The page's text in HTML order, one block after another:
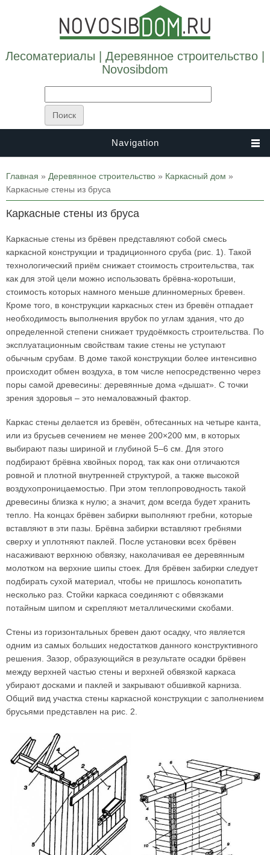
Лесоматериалы | Деревянное строительство |
Novosibdom
Navigation
Вы здесь
Главная » Деревянное строительство » Каркасный дом »
Каркасные стены из бруса
Каркасные стены из бруса
Каркасные стены из брёвен представляют собой смесь
каркасной конструкции и традиционного сруба (рис. 1). Такой
технологический приём снижает стоимость строительства, так
как для этой цели можно использовать брёвна-коротыши,
стоимость которых намного меньше длинномерных бревен.
Кроме того, в конструкции каркасных стен из бревён отпадает
необходимость выполнения врубок по углам здания, что до
определенной степени снижает трудоёмкость строительства. По
эксплуатационным свойствам такие стены не уступают
обычным срубам. В доме такой конструкции более интенсивно
происходит обмен воздуха, в том числе непосредственно через
поры самой древесины: деревянные дома «дышат». С точки
зрения здоровья – это немаловажный фактор.
Каркас стены делается из бревён, обтесанных на четыре канта,
или из брусьев сечением не менее 200×200 мм, в которых
выбирают пазы шириной и глубиной 5–6 см. Для этого
подбирают брёвна хвойных пород, так как они отличаются
ровной и плотной внутренней структурой, а также высокой
воздухопроницаемостью. При этом теплопроводность такой
древесины близка к нулю; а значит, дом всегда будет хранить
тепло. На концах брёвен забирки выполняют гребни, которые
вставляют в эти пазы. Брёвна забирки вставляют гребнями
сверху и уплотняют паклей. После установки всех брёвен
насаживают верхнюю обвязку, наколачивая ее деревянным
молотком на верхние шипы стоек. Для брёвен забирки следует
подбирать сухой материал, чтобы не пришлось конопатить
несколько раз. Стойки каркаса соединяют с обвязками
потайным шипом и скрепляют металлическими скобами.
Стены из горизонтальных бревен дают осадку, что является
одним из самых больших недостатков данного конструктивного
решения. Зазор, образующийся в результате осадки брёвен
между верхней частью стены и верхней обвязкой каркаса
убирают досками и паклей и закрывают обшивкой карниза.
Общий вид участка стены каркасной конструкции с заполнением
брусьями представлен на рис. 2.